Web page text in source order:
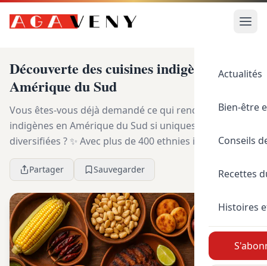
Actualités
Bien-être
Conseils
Recettes
Histoires
Découverte des cuisines indigènes en
Amérique du Sud
Vous êtes-vous déjà demandé ce qui rend les cuisines
indigènes en Amérique du Sud si uniques et
diversifiées ? ✨ Avec plus de 400 ethnies indigènes
recensées, l’Amérique du Sud est un réservoir de t...
Partager Sauvegarder